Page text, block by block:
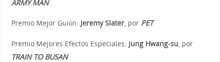
ARMY MAN
Premio Mejor Guión: Jeremy Slater, por PET
Premio Mejores Efectos Especiales: Jung Hwang-su, por
TRAIN TO BUSAN